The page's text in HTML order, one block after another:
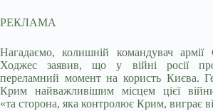
РЕКЛАМА
Нагадаємо, колишній командувач
Ходжес заявив, що у війні росії
переламний момент на користь Києва.
Крим найважливішим місцем цієї
«та сторона, яка контролює Крим, виграє